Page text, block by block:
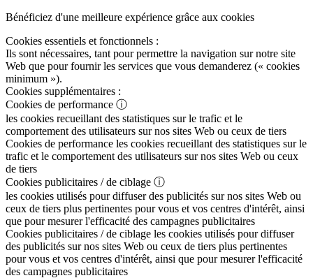
Bénéficiez d'une meilleure expérience grâce aux cookies
Cookies essentiels et fonctionnels :
Ils sont nécessaires, tant pour permettre la navigation sur notre site
Web que pour fournir les services que vous demanderez (« cookies
minimum »).
Cookies supplémentaires :
Cookies de performance ⓘ
les cookies recueillant des statistiques sur le trafic et le
comportement des utilisateurs sur nos sites Web ou ceux de tiers
Cookies de performance les cookies recueillant des statistiques sur le
trafic et le comportement des utilisateurs sur nos sites Web ou ceux
de tiers
Cookies publicitaires / de ciblage ⓘ
les cookies utilisés pour diffuser des publicités sur nos sites Web ou
ceux de tiers plus pertinentes pour vous et vos centres d'intérêt, ainsi
que pour mesurer l'efficacité des campagnes publicitaires
Cookies publicitaires / de ciblage les cookies utilisés pour diffuser
des publicités sur nos sites Web ou ceux de tiers plus pertinentes
pour vous et vos centres d'intérêt, ainsi que pour mesurer l'efficacité
des campagnes publicitaires